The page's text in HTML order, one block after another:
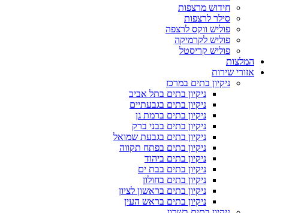
חידוש מרצפות
סילר לרצפות
פוליש ווקס לרצפה
פוליש לקרמיקה
פוליש קריסטל
המלצות
אזורי שירות
ניקיון בתים במרכז
ניקיון בתים בתל אביב
ניקיון בתים בגבעתיים
ניקיון בתים ברמת גן
ניקיון בתים בבני ברק
ניקיון בתים בגבעת שמואל
ניקיון בתים בפתח תקווה
ניקיון בתים ביהוד
ניקיון בתים בבת ים
ניקיון בתים בחולון
ניקיון בתים בראשון לציון
ניקיון בתים בראש העין